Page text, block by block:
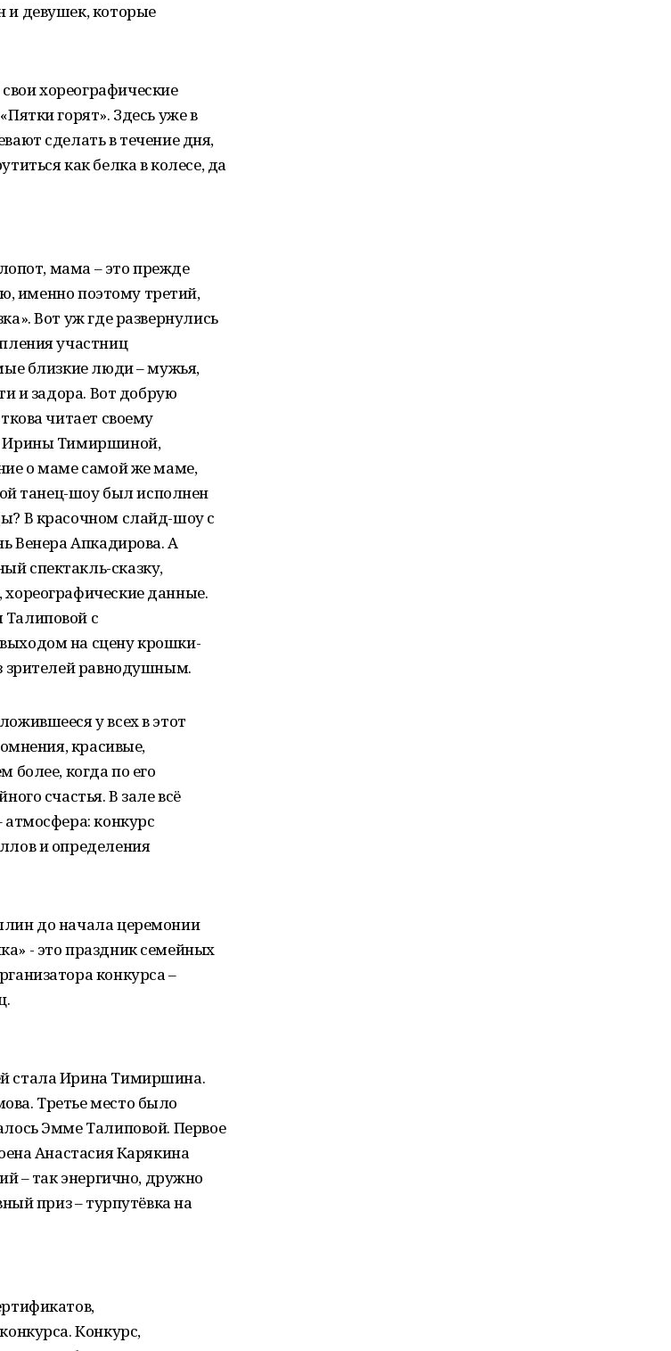
и девушек, которые
хореографические
горят». Здесь уже в
сделать в течение дня,
как белка в колесе, да
мама – это прежде
именно поэтому третий,
Вот уж где развернулись
участниц
близкие люди – мужья,
и задора. Вот добрую
читает своему
Ирины Тимиршиной,
о маме самой же маме,
танец-шоу был исполнен
В красочном слайд-шоу с
Венера Апкадирова. А
спектакль-сказку,
данные.
с
на сцену крошки-
зрителей равнодушным.
у всех в этот
красивые,
более, когда по его
счастья. В зале всё
конкурс
и определения
до начала церемонии
- это праздник семейных
конкурса –
стала Ирина Тимиршина.
Третье место было
Эмме Талиповой. Первое
Анастасия Карякина
– так энергично, дружно
приз – турпутёвка на
Конкурс,